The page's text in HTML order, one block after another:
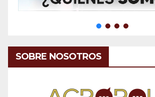
SOBRE NOSOTROS